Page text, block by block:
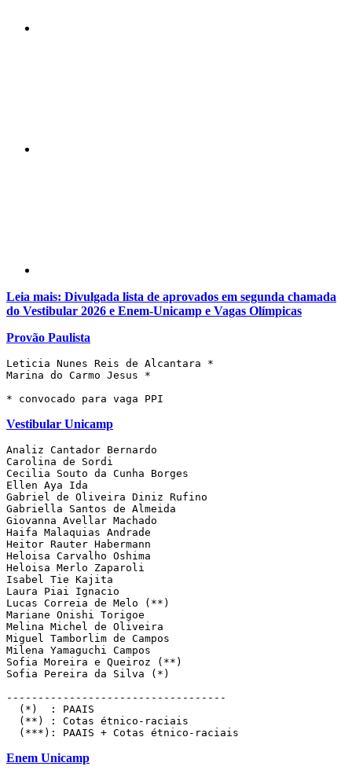
Leia mais: Divulgada lista de aprovados em segunda chamada
do Vestibular 2026 e Enem-Unicamp e Vagas Olímpicas
Provão Paulista
Leticia Nunes Reis de Alcantara *
Marina do Carmo Jesus *
* convocado para vaga PPI
Vestibular Unicamp
Analiz Cantador Bernardo
Carolina de Sordi
Cecilia Souto da Cunha Borges
Ellen Aya Ida
Gabriel de Oliveira Diniz Rufino
Gabriella Santos de Almeida
Giovanna Avellar Machado
Haifa Malaquias Andrade
Heitor Rauter Habermann
Heloisa Carvalho Oshima
Heloisa Merlo Zaparoli
Isabel Tie Kajita
Laura Piai Ignacio
Lucas Correia de Melo (**)
Mariane Onishi Torigoe
Melina Michel de Oliveira
Miguel Tamborlim de Campos
Milena Yamaguchi Campos
Sofia Moreira e Queiroz (**)
Sofia Pereira da Silva (*)
-----------------------------------
  (*)  : PAAIS
  (**) : Cotas étnico-raciais
  (***): PAAIS + Cotas étnico-raciais
Enem Unicamp